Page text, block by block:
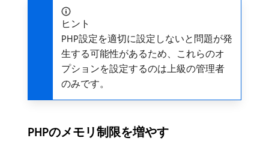
ヒント
PHP設定を適切に設定しないと問題が発
生する可能性があるため、これらのオ
プションを設定するのは上級の管理者
のみです。
PHPのメモリ制限を増やす